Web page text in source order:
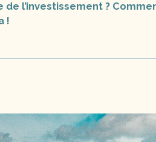
de l’investissement ?
!